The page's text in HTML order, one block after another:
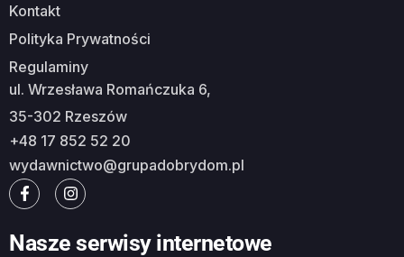
Kontakt
Polityka Prywatności
Regulaminy
ul. Wrzesława Romańczuka 6,
35-302 Rzeszów
+48 17 852 52 20
wydawnictwo@grupadobrydom.pl
Nasze serwisy internetowe